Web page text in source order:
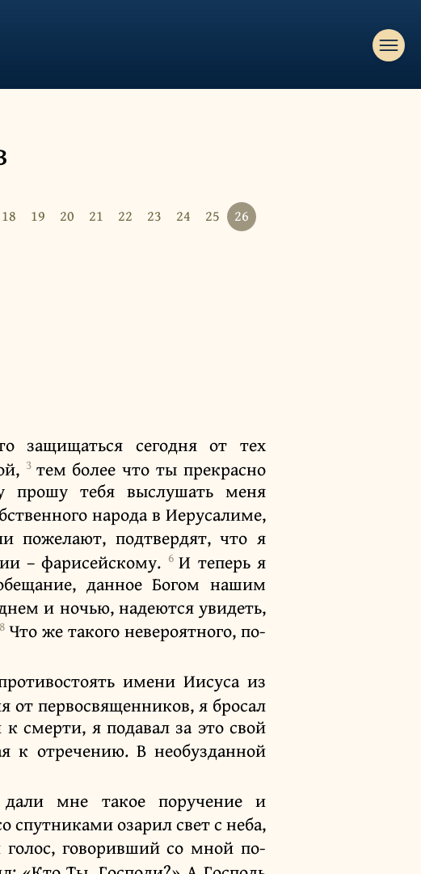
18 19 20 21 22 23 24 25
26
защищаться сегодня от тех
3 тем более что ты прекрасно
прошу тебя выслушать меня
народа в Иерусалиме,
пожелают, подтвердят, что я
– фарисейскому. 6И теперь я
данное Богом нашим
и ночью, надеются увидеть,
8 Что же такого невероятного, по-
имени Иисуса из
от первосвященников, я бросал
смерти, я подавал за это свой
к отречению. В необузданной
мне такое поручение и
спутниками озарил свет с неба,
говоривший со мной по-